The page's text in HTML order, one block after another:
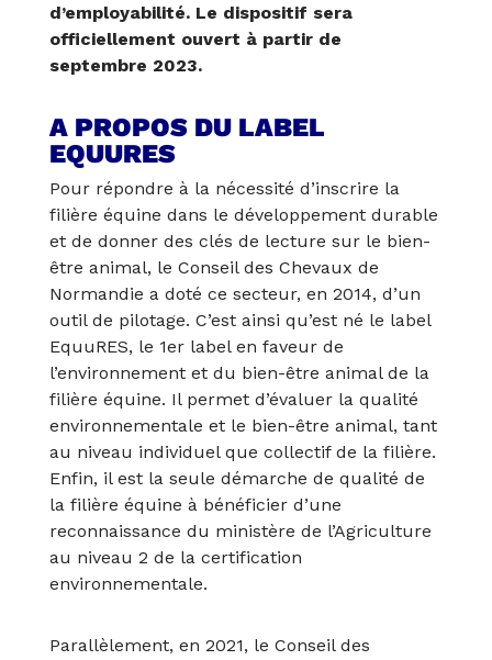
d’employabilité. Le dispositif sera
officiellement ouvert à partir de
septembre 2023.
A PROPOS DU LABEL
EQUURES
Pour répondre à la nécessité d’inscrire la
filière équine dans le développement durable
et de donner des clés de lecture sur le bien-
être animal, le Conseil des Chevaux de
Normandie a doté ce secteur, en 2014, d’un
outil de pilotage. C’est ainsi qu’est né le label
EquuRES, le 1er label en faveur de
l’environnement et du bien-être animal de la
filière équine. Il permet d’évaluer la qualité
environnementale et le bien-être animal, tant
au niveau individuel que collectif de la filière.
Enfin, il est la seule démarche de qualité de
la filière équine à bénéficier d’une
reconnaissance du ministère de l’Agriculture
au niveau 2 de la certification
environnementale.
Parallèlement, en 2021, le Conseil des